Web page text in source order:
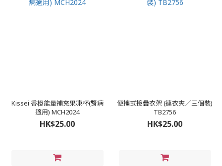
Kissei 香橙能量補充果凍杯(腎病
適用) MCH2024
HK$25.00
便攜式接疊衣架 (連衣夾／三個裝)
TB2756
HK$25.00